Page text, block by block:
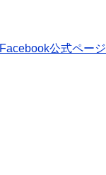
Facebook公式ページ